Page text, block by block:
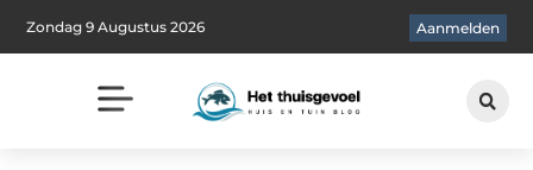
Zondag 9 Augustus 2026 Aanmelden